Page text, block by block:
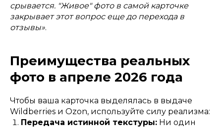
срывается. "Живое" фото в самой карточке
закрывает этот вопрос еще до перехода в
отзывы».
Преимущества реальных
фото в апреле 2026 года
Чтобы ваша карточка выделялась в выдаче
Wildberries и Ozon, используйте силу реализма:
Передача истинной текстуры: Ни один